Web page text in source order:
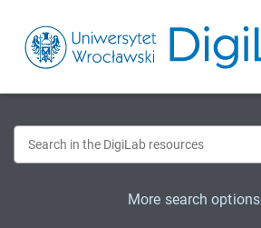
More search options